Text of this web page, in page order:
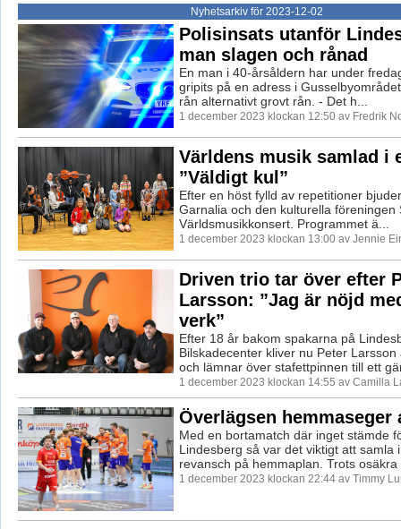
Nyhetsarkiv för 2023-12-02
Polisinsats utanför
man slagen och rånad
En man i 40-årsåldern har under
gripits på en adress i
rån alternativt grovt rån. - Det h...
1 december 2023 klockan 12:50 av Fredrik
Världens musik samlad i
”Väldigt kul”
Efter en höst fylld av repetitioner
Garnalia och den kulturella föreningen
Världsmusikkonsert. Programmet ä...
1 december 2023 klockan 13:00 av Jennie
Driven trio tar över efter
Larsson: ”Jag är nöjd
verk”
Efter 18 år bakom spakarna på
Bilskadecenter kliver nu Peter
och lämnar över stafettpinnen till ett
1 december 2023 klockan 14:55 av Camilla
Överlägsen hemmaseger
Med en bortamatch där inget stämde
Lindesberg så var det viktigt att samla
revansch på hemmaplan. Trots osäkra
1 december 2023 klockan 22:44 av Timmy